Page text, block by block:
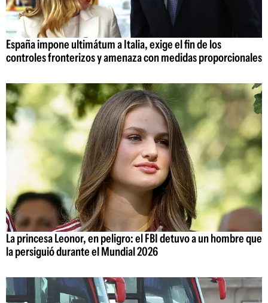
España impone ultimátum a Italia, exige el fin de los
controles fronterizos y amenaza con medidas proporcionales
La princesa Leonor, en peligro: el FBI detuvo a un hombre que
la persiguió durante el Mundial 2026